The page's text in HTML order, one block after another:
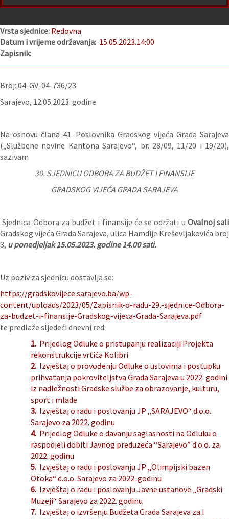
Vrsta sjednice: Redovna
Datum i vrijeme održavanja: 15.05.2023.14:00
Zapisnik:
Broj: 04-GV-04-736/23
Sarajevo, 12.05.2023. godine
Na osnovu člana 41. Poslovnika Gradskog vijeća Grada Sarajeva
(„Službene novine Kantona Sarajevo“, br. 28/09, 11/20 i 19/20),
sazivam
30. SJEDNICUODBORA ZA BUDŽET I FINANSIJE
GRADSKOG VIJEĆA GRADA SARAJEVA
Sjednica Odbora za budžet i finansije će se održati u Ovalnoj sali
Gradskog vijeća Grada Sarajeva, ulica Hamdije Kreševljakovića broj
3, u ponedjeljak 15.05.2023. godine 14.00 sati.
Uz poziv za sjednicu dostavlja se:
https://gradskovijece.sarajevo.ba/wp-
content/uploads/2023/05/Zapisnik-o-radu-29.-sjednice-Odbora-
za-budzet-i-finansije-Gradskog-vijeca-Grada-Sarajeva.pdf
te predlaže sljedeći dnevni red:
1. Prijedlog Odluke o pristupanju realizaciji Projekta
rekonstrukcije vrtića Kolibri
2. Izvještaj o provođenju Odluke o uslovima i postupku
prihvatanja pokroviteljstva Grada Sarajeva u 2022. godini
iz nadležnosti Gradske službe za obrazovanje, kulturu,
sport i mlade
3. Izvještaj o radu i poslovanju JP „SARAJEVO“ d.o.o.
Sarajevo za 2022. godinu
4. Prijedlog Odluke o davanju saglasnosti na Odluku o
raspodjeli dobiti Javnog preduzeća “Sarajevo” d.o.o. za
2022. godinu
5. Izvještaj o radu i poslovanju JP „Olimpijski bazen
Otoka“ d.o.o. Sarajevo za 2022. godinu
6. Izvještaj o radu i poslovanju Javne ustanove „Gradski
Muzeji“ Sarajevo za 2022. godinu
7. Izvještaj o izvršenju Budžeta Grada Sarajeva za I